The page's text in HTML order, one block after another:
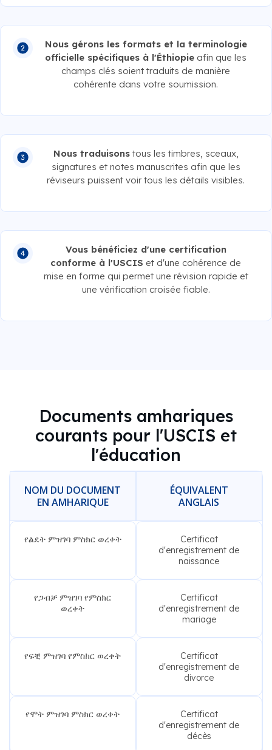
Nous gérons les formats et la terminologie
officielle spécifiques à l'Éthiopie afin que les
champs clés soient traduits de manière
cohérente dans votre soumission.
Nous traduisonstous les timbres, sceaux,
signatures et notes manuscrites afin que les
réviseurs puissent voir tous les détails visibles.
Vous bénéficiez d'une certification
conforme à l'USCIS et d'une cohérence de
mise en forme qui permet une révision rapide et
une vérification croisée fiable.
Documents amhariques
courants pour l'USCIS et
l'éducation
NOM DU DOCUMENT
EN AMHARIQUE
ÉQUIVALENT
ANGLAIS
የልደት ምዝገባ ምስክር ወረቀት
Certificat
d'enregistrement de
naissance
የጋብቻ ምዝገባ የምስክር
ወረቀት
Certificat
d'enregistrement de
mariage
የፍቺ ምዝገባ የምስክር ወረቀት
Certificat
d'enregistrement de
divorce
የሞት ምዝገባ ምስክር ወረቀት
Certificat
d'enregistrement de
décès